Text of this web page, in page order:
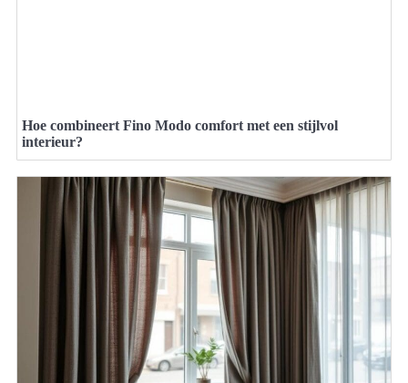
Hoe combineert Fino Modo comfort met een stijlvol
interieur?